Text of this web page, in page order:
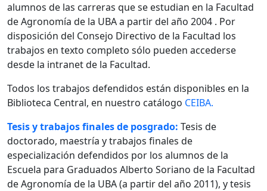
alumnos de las carreras que se estudian en la Facultad
de Agronomía de la UBA a partir del año 2004 . Por
disposición del Consejo Directivo de la Facultad los
trabajos en texto completo sólo pueden accederse
desde la intranet de la Facultad.
Todos los trabajos defendidos están disponibles en la
Biblioteca Central, en nuestro catálogo CEIBA.
Tesis y trabajos finales de posgrado: Tesis de
doctorado, maestría y trabajos finales de
especialización defendidos por los alumnos de la
Escuela para Graduados Alberto Soriano de la Facultad
de Agronomía de la UBA (a partir del año 2011), y tesis